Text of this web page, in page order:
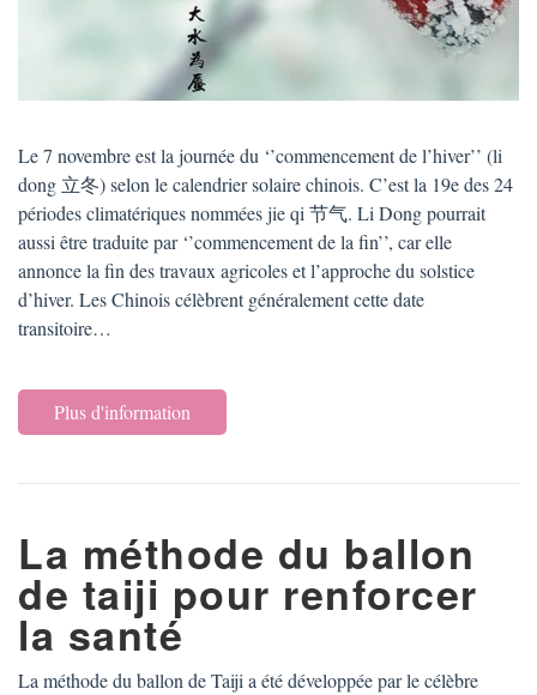
Le 7 novembre est la journée du ‘’commencement de l’hiver’’ (li
dong 立冬) selon le calendrier solaire chinois. C’est la 19e des 24
périodes climatériques nommées jie qi 节气. Li Dong pourrait
aussi être traduite par ‘’commencement de la fin’’, car elle
annonce la fin des travaux agricoles et l’approche du solstice
d’hiver. Les Chinois célèbrent généralement cette date
transitoire…
Plus d'information
La méthode du ballon
de taiji pour renforcer
la santé
La méthode du ballon de Taiji a été développée par le célèbre